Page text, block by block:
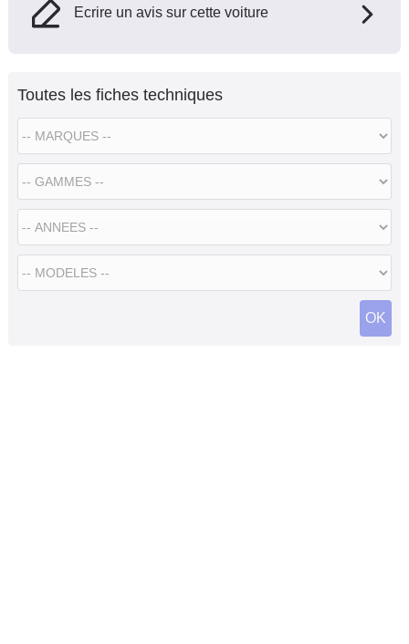
Ecrire un avis sur cette voiture
Toutes les fiches techniques